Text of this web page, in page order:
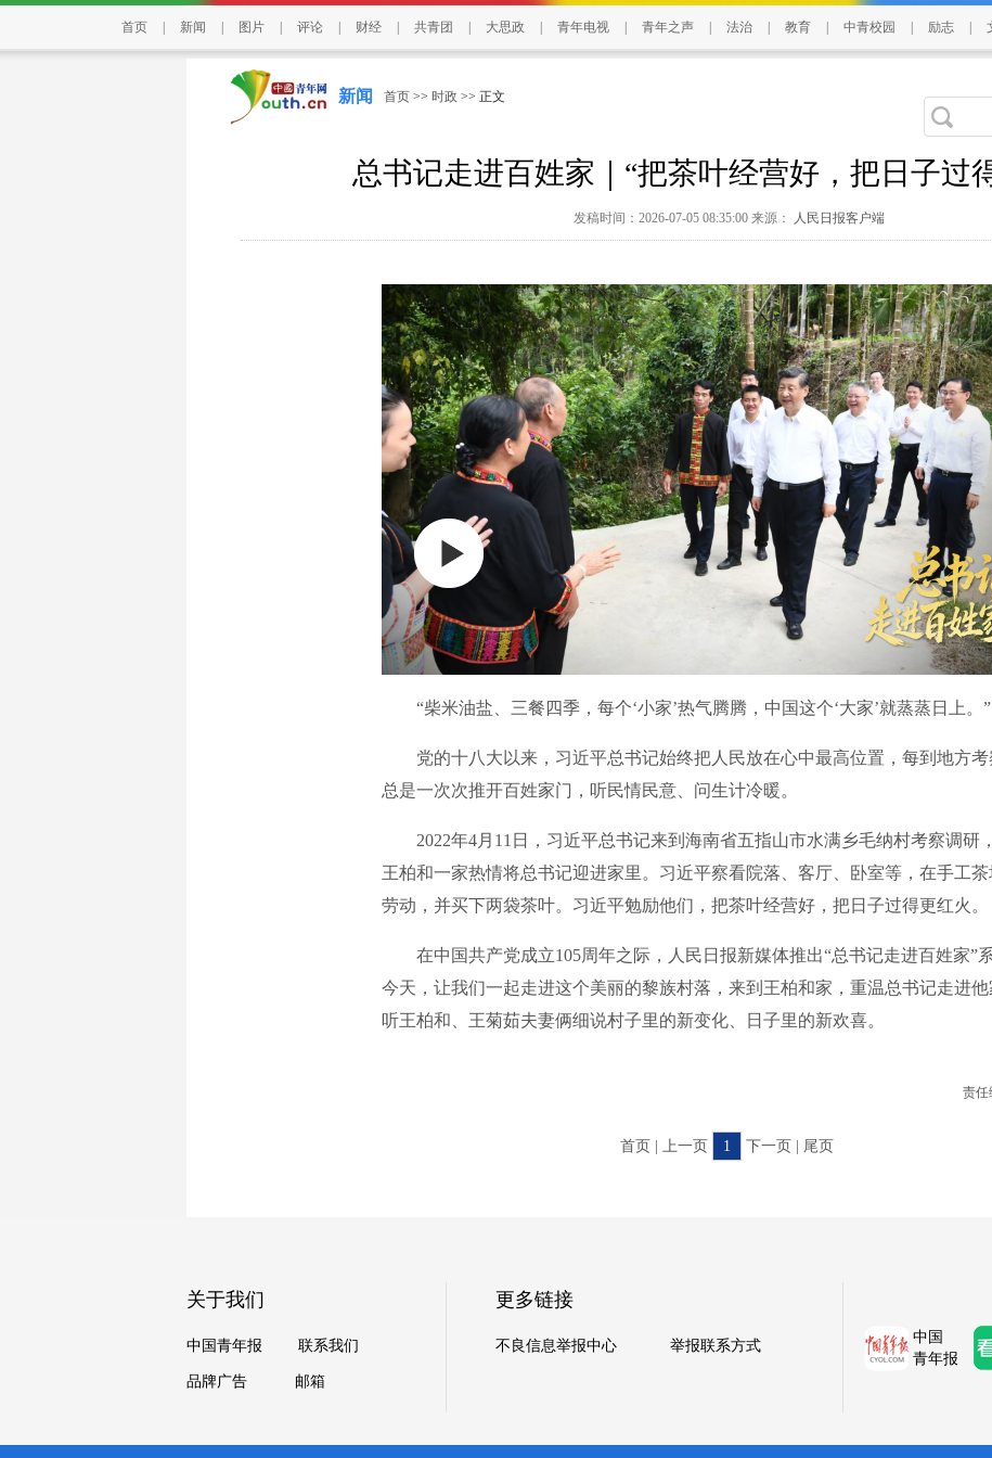
首页 新闻 图片 评论 财经 共青团 大思政 青年电视 青年之声 法治 教育 中青校园 励志
新闻 首页 >> 时政 >> 正文
总书记走进百姓家｜“把茶叶经营好，把日子过
发稿时间：2026-07-05 08:35:00 来源： 人民日报客户端
“柴米油盐、三餐四季，每个‘小家’热气腾腾，中国这个‘大家’就蒸蒸日上。”
党的十八大以来，习近平总书记始终把人民放在心中最高位置，每到地方考
总是一次次推开百姓家门，听民情民意、问生计冷暖。
2022年4月11日，习近平总书记来到海南省五指山市水满乡毛纳村考察调研
王柏和一家热情将总书记迎进家里。习近平察看院落、客厅、卧室等，在手工
劳动，并买下两袋茶叶。习近平勉励他们，把茶叶经营好，把日子过得更红火。
在中国共产党成立105周年之际，人民日报新媒体推出“总书记走进百姓家”系
今天，让我们一起走进这个美丽的黎族村落，来到王柏和家，重温总书记走进他
听王柏和、王菊茹夫妻俩细说村子里的新变化、日子里的新欢喜。
责任
首页 | 上一页 1 下一页 | 尾页
关于我们
中国青年报 联系我们
品牌广告 邮箱
更多链接
不良信息举报中心 举报联系方式
中国
青年报